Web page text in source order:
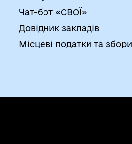
Чат-бот «СВОЇ»
Довідник закладів
Місцеві податки та збори